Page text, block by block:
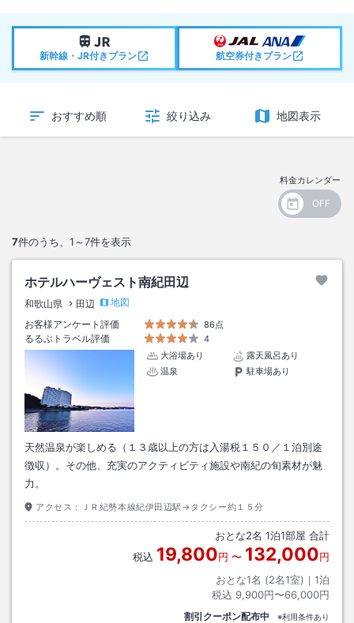
新幹線・JR付きプラン 航空券付きプラン
おすすめ順 絞り込み 地図表示
料金カレンダー
7件のうち、 1～7件を表示
ホテルハーヴェスト南紀田辺
和歌山県 田辺
地図
お客様アンケート評価
86点
るるぶトラベル評価
4
大浴場あり
露天風呂あり
温泉
駐車場あり
天然温泉が楽しめる（１３歳以上の方は入湯税１５０／１泊別途
徴収）。その他、充実のアクティビティ施設や南紀の旬素材が魅
力。
アクセス： ＪＲ紀勢本線紀伊田辺駅→タクシー約１５分
おとな2名 1泊1部屋 合計
税込 19,800円 〜 132,000円
おとな1名 (2名1室)｜ 1泊
税込 9,900円〜66,000円
割引クーポン配布中 ※利用条件あり